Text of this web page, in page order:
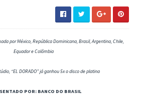
por México, República Dominicana, Brasil, Argentina, Chile,
Equador e Colômbia
“EL DORADO” já ganhou 5x o disco de platina
POR: BANCO DO BRASIL